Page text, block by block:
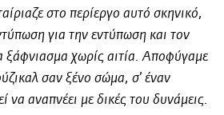
στο περίεργο αυτό σκηνικό,
για την εντύπωση και τον
ξάφνιασμα χωρίς αιτία. Αποφύγαμε
σαν ξένο σώμα, σ’ έναν
να αναπνέει με δικές του δυνάμεις.